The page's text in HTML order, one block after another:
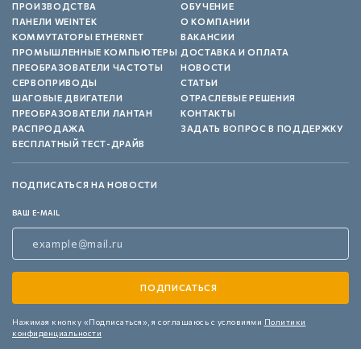
ПРОИЗВОДСТВА
ПАНЕЛИ WEINTEK
КОММУТАТОРЫ ETHERNET
ПРОМЫШЛЕННЫЕ КОМПЬЮТЕРЫ
ПРЕОБРАЗОВАТЕЛИ ЧАСТОТЫ
СЕРВОПРИВОДЫ
ШАГОВЫЕ ДВИГАТЕЛИ
ПРЕОБРАЗОВАТЕЛИ ЛАНТАН
РАСПРОДАЖА
БЕСПЛАТНЫЙ ТЕСТ-ДРАЙВ
ОБУЧЕНИЕ
О КОМПАНИИ
ВАКАНСИИ
ДОСТАВКА И ОПЛАТА
НОВОСТИ
СТАТЬИ
ОТРАСЛЕВЫЕ РЕШЕНИЯ
КОНТАКТЫ
ЗАДАТЬ ВОПРОС В ПОДДЕРЖКУ
ПОДПИСАТЬСЯ НА НОВОСТИ
ВАШ E-MAIL
Нажимая кнопку «Подписаться», я соглашаюсь с условиями Политики
конфиденциальности